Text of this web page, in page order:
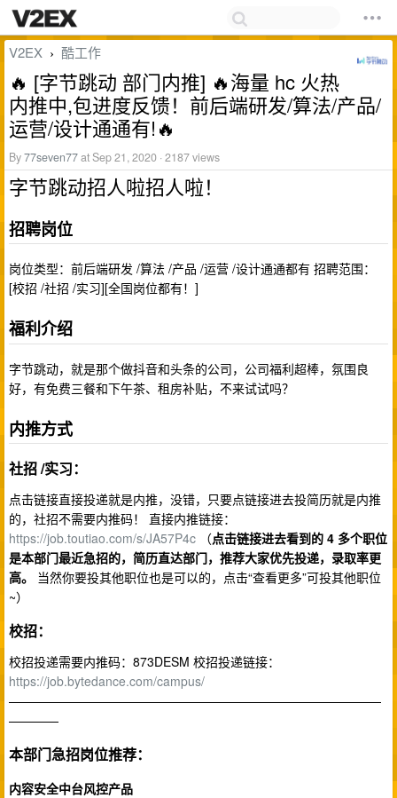
V2EX › 酷工作
🔥 [字节跳动 部门内推] 🔥海量 hc 火热
内推中,包进度反馈！前后端研发/算法/产品/
运营/设计通通有!🔥
By77seven77at Sep 21, 2020 · 2187 views
字节跳动招人啦招人啦！
招聘岗位
岗位类型：前后端研发 /算法 /产品 /运营 /设计通通都有 招聘范围：
[校招 /社招 /实习][全国岗位都有！]
福利介绍
字节跳动，就是那个做抖音和头条的公司，公司福利超棒，氛围良
好，有免费三餐和下午茶、租房补贴，不来试试吗？
内推方式
社招 /实习：
点击链接直接投递就是内推，没错，只要点链接进去投简历就是内推
的，社招不需要内推码！ 直接内推链接：
https://job.toutiao.com/s/JA57P4c （点击链接进去看到的 4 多个职位
是本部门最近急招的，简历直达部门，推荐大家优先投递，录取率更
高。
当然你要投其他职位也是可以的，点击“查看更多”可投其他职位
~）
校招：
校招投递需要内推码：873DESM 校招投递链接：
https://job.bytedance.com/campus/
——————————————————————————————
————
本部门急招岗位推荐：
内容安全中台风控产品